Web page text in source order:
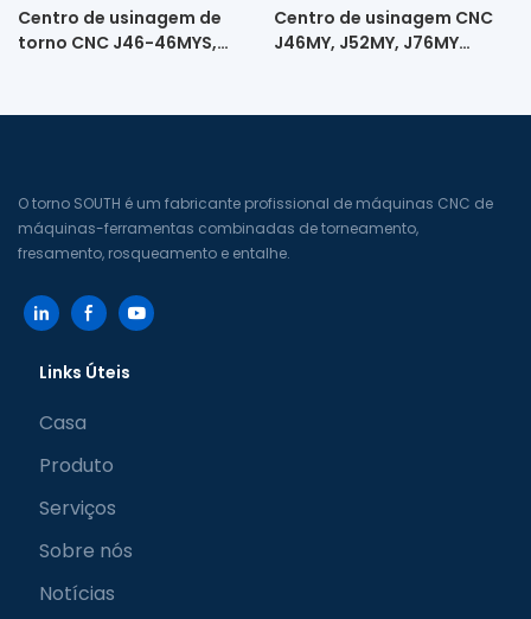
Centro de usinagem de
torno CNC J46-46MYS,
Centro de usinagem CNC
J46MY, J52MY, J76MY
direto de alta velocidade
O torno SOUTH é um fabricante profissional de máquinas CNC de
máquinas-ferramentas combinadas de torneamento,
fresamento, rosqueamento e entalhe.
Links Úteis
Casa
Produto
Serviços
Sobre nós
Notícias